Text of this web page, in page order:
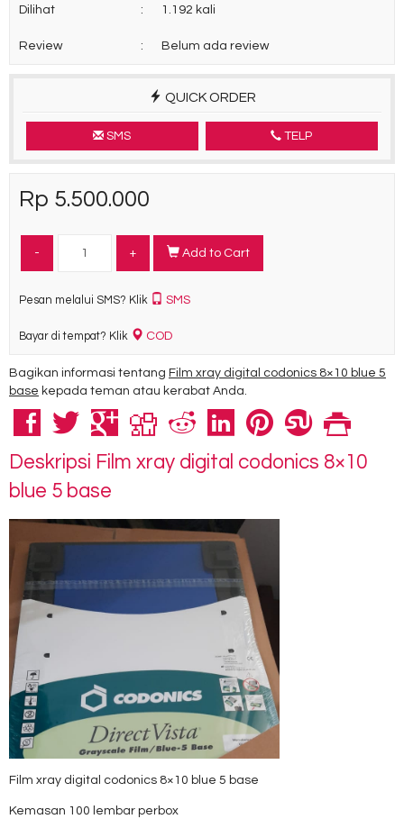
Dilihat : 1.192 kali
Review : Belum ada review
QUICK ORDER
SMS TELP
Rp 5.500.000
- + Add to Cart
Pesan melalui SMS? Klik SMS
Bayar di tempat? Klik COD
Bagikan informasi tentang Film xray digital codonics 8×10 blue 5
base kepada teman atau kerabat Anda.
Deskripsi Film xray digital codonics 8×10
blue 5 base
Film xray digital codonics 8×10 blue 5 base
Kemasan 100 lembar perbox